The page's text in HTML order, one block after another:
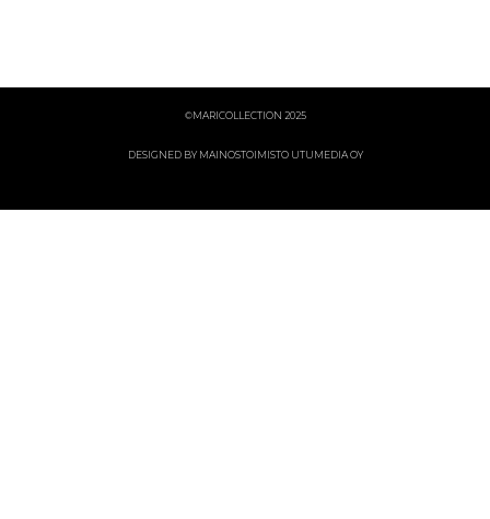
©MARICOLLECTION 2025
DESIGNED BY MAINOSTOIMISTO UTUMEDIA OY